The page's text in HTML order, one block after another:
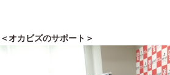
＜オカビズのサポート＞